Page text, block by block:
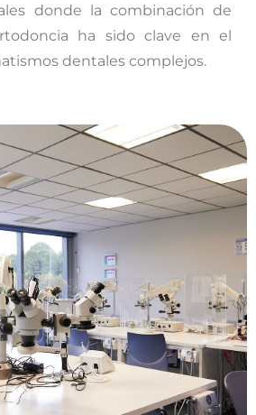
donde la combinación de
ha sido clave en el
dentales complejos.